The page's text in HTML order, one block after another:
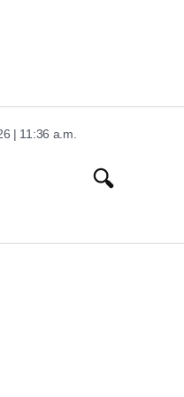
| 11:36 a.m.